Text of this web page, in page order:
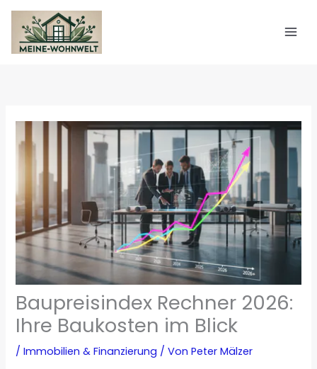
Zum
Inhalt
springen
Baupreisindex Rechner 2026:
Ihre Baukosten im Blick
/Immobilien & Finanzierung / VonPeter Mälzer